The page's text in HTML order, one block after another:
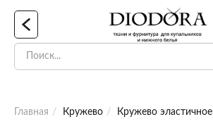
Главная Кружево Кружево эластичное